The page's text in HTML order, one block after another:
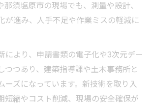
那須塩原市の現場でも、測量や設計、
が進み、人手不足や作業ミスの軽減に
により、申請書類の電子化や3次元デー
つつあり、建築指導課や土木事務所と
ーズになっています。新技術を取り入
短縮やコスト削減、現場の安全確保が